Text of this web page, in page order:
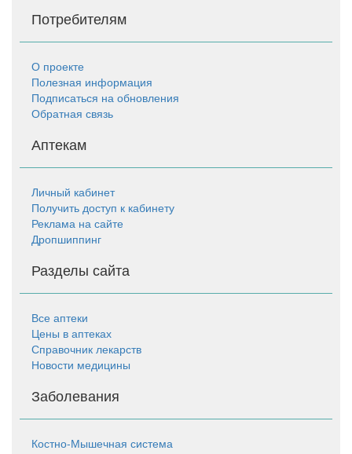
Потребителям
О проекте
Полезная информация
Подписаться на обновления
Обратная связь
Аптекам
Личный кабинет
Получить доступ к кабинету
Реклама на сайте
Дропшиппинг
Разделы сайта
Все аптеки
Цены в аптеках
Справочник лекарств
Новости медицины
Заболевания
Костно-Мышечная система